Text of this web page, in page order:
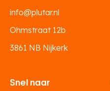
info@plutar.nl
Ohmstraat 12b
3861 NB Nijkerk
Snel naar